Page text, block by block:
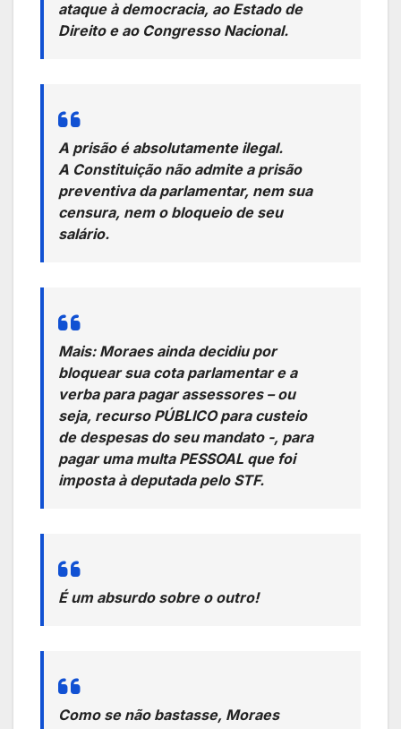
ataque à democracia, ao Estado de
Direito e ao Congresso Nacional.
A prisão é absolutamente ilegal.
A Constituição não admite a prisão
preventiva da parlamentar, nem sua
censura, nem o bloqueio de seu
salário.
Mais: Moraes ainda decidiu por
bloquear sua cota parlamentar e a
verba para pagar assessores – ou
seja, recurso PÚBLICO para custeio
de despesas do seu mandato -, para
pagar uma multa PESSOAL que foi
imposta à deputada pelo STF.
É um absurdo sobre o outro!
Como se não bastasse, Moraes